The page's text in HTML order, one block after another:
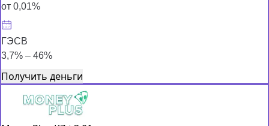
от 0,01%
ГЭСВ
3,7% – 46%
Получить деньги